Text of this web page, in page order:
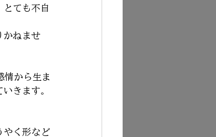
ても不自
かねませ
情から生ま
きます。
やく形など